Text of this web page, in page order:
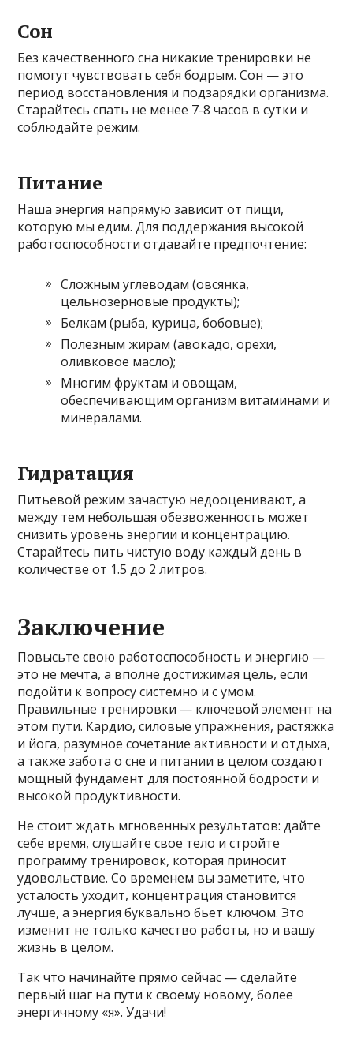
Сон
Без качественного сна никакие тренировки не
помогут чувствовать себя бодрым. Сон — это
период восстановления и подзарядки организма.
Старайтесь спать не менее 7-8 часов в сутки и
соблюдайте режим.
Питание
Наша энергия напрямую зависит от пищи,
которую мы едим. Для поддержания высокой
работоспособности отдавайте предпочтение:
Сложным углеводам (овсянка,
цельнозерновые продукты);
Белкам (рыба, курица, бобовые);
Полезным жирам (авокадо, орехи,
оливковое масло);
Многим фруктам и овощам,
обеспечивающим организм витаминами и
минералами.
Гидратация
Питьевой режим зачастую недооценивают, а
между тем небольшая обезвоженность может
снизить уровень энергии и концентрацию.
Старайтесь пить чистую воду каждый день в
количестве от 1.5 до 2 литров.
Заключение
Повысьте свою работоспособность и энергию —
это не мечта, а вполне достижимая цель, если
подойти к вопросу системно и с умом.
Правильные тренировки — ключевой элемент на
этом пути. Кардио, силовые упражнения, растяжка
и йога, разумное сочетание активности и отдыха,
а также забота о сне и питании в целом создают
мощный фундамент для постоянной бодрости и
высокой продуктивности.
Не стоит ждать мгновенных результатов: дайте
себе время, слушайте свое тело и стройте
программу тренировок, которая приносит
удовольствие. Со временем вы заметите, что
усталость уходит, концентрация становится
лучше, а энергия буквально бьет ключом. Это
изменит не только качество работы, но и вашу
жизнь в целом.
Так что начинайте прямо сейчас — сделайте
первый шаг на пути к своему новому, более
энергичному «я». Удачи!